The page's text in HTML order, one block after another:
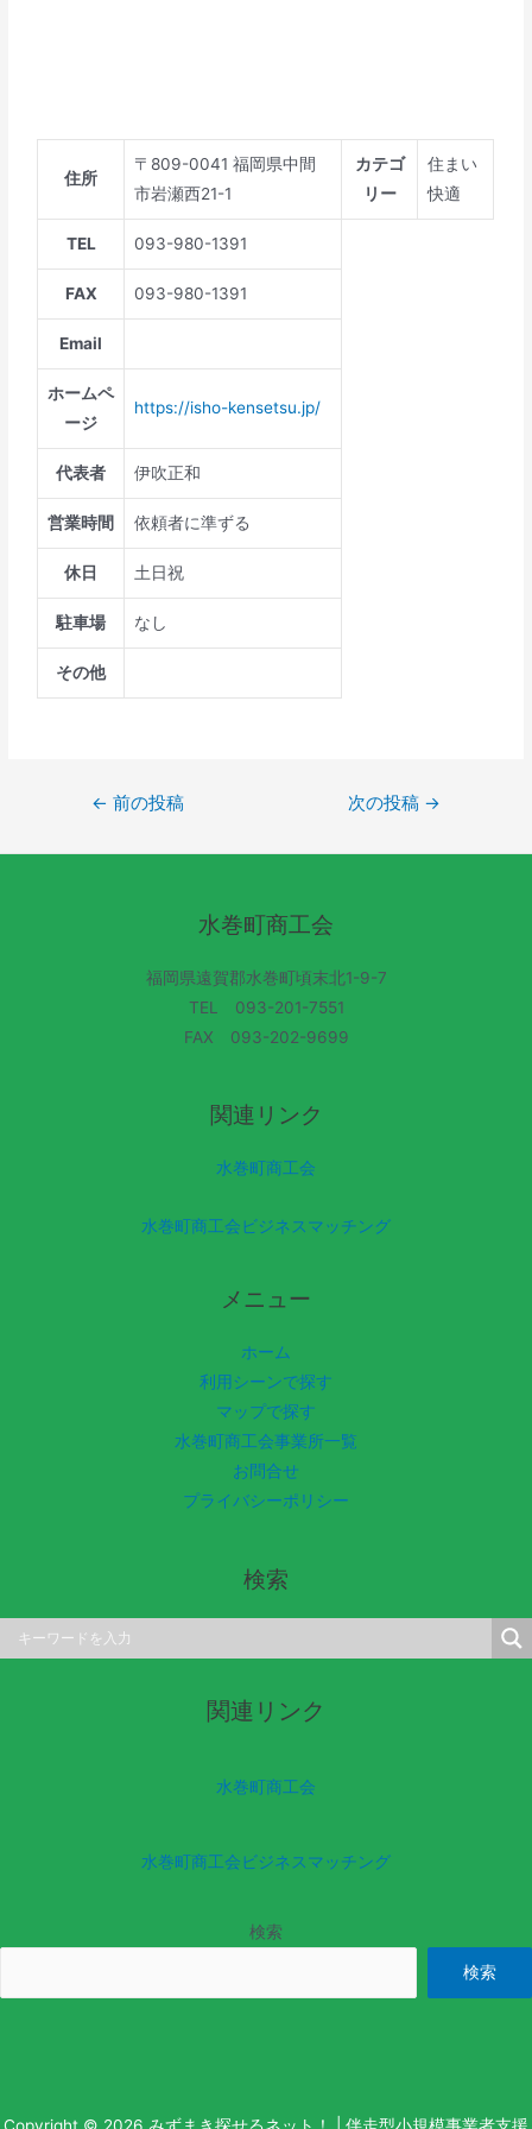
住所
〒809-0041 福岡県中間
市岩瀬西21-1
カテゴ
リー
住まい
快適
TEL 093-980-1391
FAX 093-980-1391
Email
ホームペ
ージ
https://isho-kensetsu.jp/
代表者 伊吹正和
営業時間 依頼者に準ずる
休日 土日祝
駐車場 なし
その他
← 前の投稿 次の投稿 →
水巻町商工会
福岡県遠賀郡水巻町頃末北1-9-7
TEL 093-201-7551
FAX 093-202-9699
関連リンク
水巻町商工会
水巻町商工会ビジネスマッチング
メニュー
ホーム
利用シーンで探す
マップで探す
水巻町商工会事業所一覧
お問合せ
プライバシーポリシー
検索
関連リンク
水巻町商工会
水巻町商工会ビジネスマッチング
検索
検索